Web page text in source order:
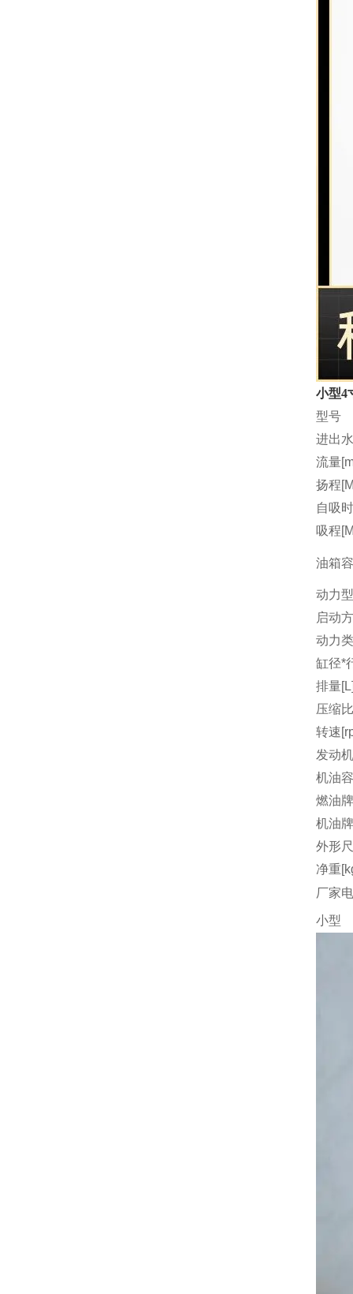
小型4
型号
进出
流量
扬程
自吸
吸程
油箱
动力
启动
动力
缸径*
排量
压缩比
转速
发动
机油
燃油
机油
外形
净重
厂家
小型